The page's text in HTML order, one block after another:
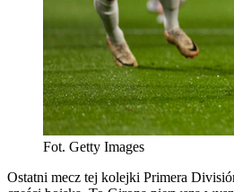
Fot. Getty Images
Ostatni mecz tej kolejki Primera